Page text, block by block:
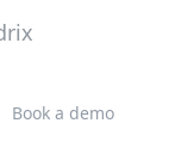
Book a demo